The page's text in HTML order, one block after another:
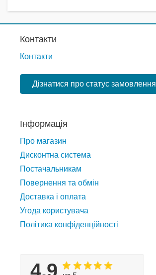
Контакти
Контакти
Дізнатися про статус замовлення
Інформація
Про магазин
Дисконтна система
Постачальникам
Повернення та обмін
Доставка і оплата
Угода користувача
Політика конфіденційності
4.9